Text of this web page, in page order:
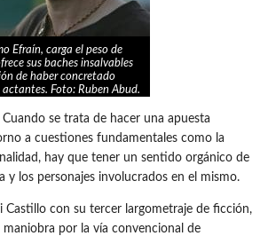
Efraín, carga el peso de
sus baches insalvables
de haber concretado
Foto: Ruben Abud.
se trata de hacer una apuesta
a cuestiones fundamentales como la
hay que tener un sentido orgánico de
y los personajes involucrados en el mismo.
Castillo con su tercer largometraje de ficción,
maniobra por la vía convencional de